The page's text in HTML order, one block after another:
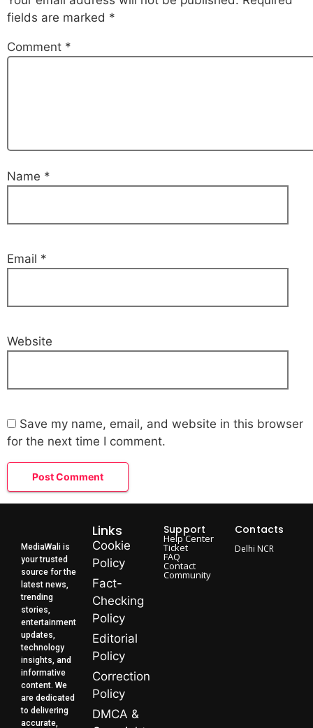
fields are marked *
Comment *
Name *
Email *
Website
Save my name, email, and website in this browser
for the next time I comment.
MediaWali is
your trusted
source for the
latest news,
trending
stories,
entertainment
updates,
technology
insights, and
informative
content. We
are dedicated
to delivering
accurate,
Links
Cookie
Policy
Fact-
Checking
Policy
Editorial
Policy
Correction
Policy
DMCA &
Support
Help Center
Ticket
FAQ
Contact
Community
Contacts
Delhi NCR